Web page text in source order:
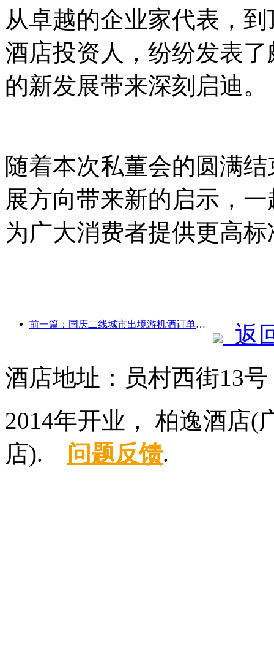
从卓越的企业家代表，
酒店投资人，纷纷发表
的新发展带来深刻启迪。
随着本次私董会的圆满
展方向带来新的启示，
为广大消费者提供更高
前一篇：国庆二线城市出境游机酒订单量较去年同期上涨七成
返
酒店地址：员村西街13
2014年开业， 柏逸酒店(
店). 问题反馈.